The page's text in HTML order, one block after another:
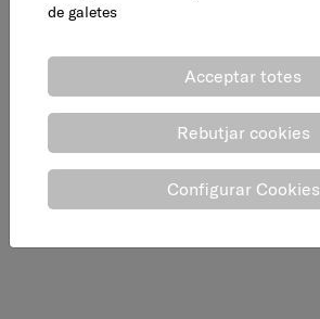
Valvula A-80 Vitaq, 1/2 a
8,95 €
de galetes
Acceptar totes
Rebutjar cookies
Configurar Cookies